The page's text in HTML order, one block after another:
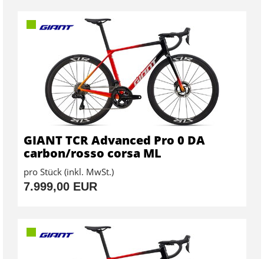
GIANT TCR Advanced Pro 0 DA
carbon/rosso corsa ML
pro Stück (inkl. MwSt.)
7.999,00 EUR